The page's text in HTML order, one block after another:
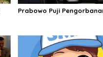
Prabowo Puji